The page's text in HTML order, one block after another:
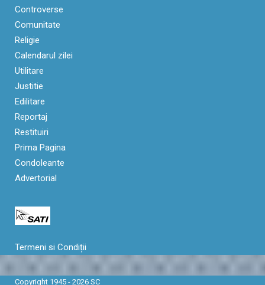
Controverse
Comunitate
Religie
Calendarul zilei
Utilitare
Justitie
Edilitare
Reportaj
Restituiri
Prima Pagina
Condoleante
Advertorial
Termeni si Condiții
Copyright 1945 - 2026 SC